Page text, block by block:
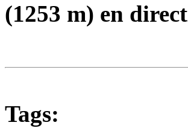
(1253 m) en
Tags: